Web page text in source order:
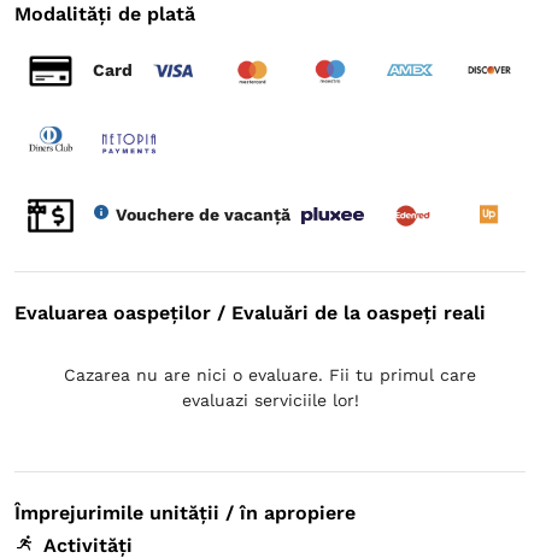
Modalități de plată
Card
Vouchere de vacanță
Evaluarea oaspeților / Evaluări de la oaspeți reali
Cazarea nu are nici o evaluare. Fii tu primul care
evaluazi serviciile lor!
Împrejurimile unității / în apropiere
Activități